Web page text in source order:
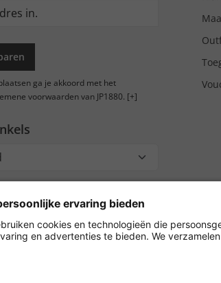
ga je akkoord met het
voorwaarden van JP1880. [+]
Acceptgiro/
overschrijving